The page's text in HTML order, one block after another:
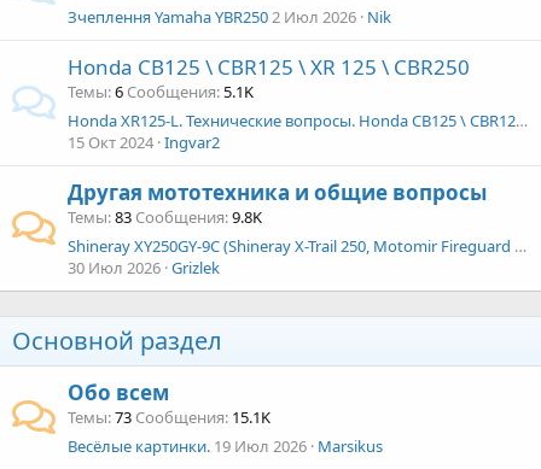
Зчеплення Yamaha YBR2502 Июл 2026 Nik
Honda CB125 \ CBR125 \ XR 125 \ CBR250
Темы 6 Сообщения 5.1K
Honda XR125-L. Технические вопросы. Honda CB125 \ CBR125 \ XR 125 \ CBR250
15 Окт 2024 Ingvar2
Другая мототехника и общие вопросы
Темы 83 Сообщения 9.8K
Shineray XY250GY-9C (Shineray X-Trail 250, Motomir Fireguard 250 Trail)
30 Июл 2026 Grizlek
Основной раздел
Обо всем
Темы 73 Сообщения 15.1K
Весёлые картинки. 19 Июл 2026 Marsikus